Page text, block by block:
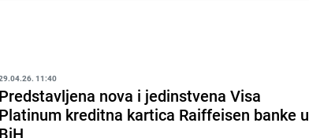
11:40
Predstavljena nova i jedinstvena Visa
Platinum kreditna kartica Raiffeisen banke u
BiH